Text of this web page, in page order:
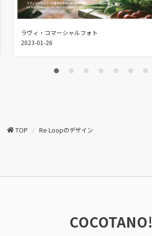
ラヴィ・コマーシャルフォト
2023-01-26
TOP Re Loopのデザイン
COCOTANO!